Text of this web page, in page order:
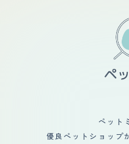
いのでブラッシングはで
思います。 健康面では涙
ってひどくなったり改善
苦戦しました。 定期的に
フィラリアやノミの予防のみです。 【鳴
えなくなっているようで
す。番犬としてはとても優秀なの
トショップで出会い、真
とを覚えています。 真っ
ペット
優良ペットショップ